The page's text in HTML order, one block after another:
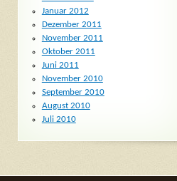
Januar 2012
Dezember 2011
November 2011
Oktober 2011
Juni 2011
November 2010
September 2010
August 2010
Juli 2010